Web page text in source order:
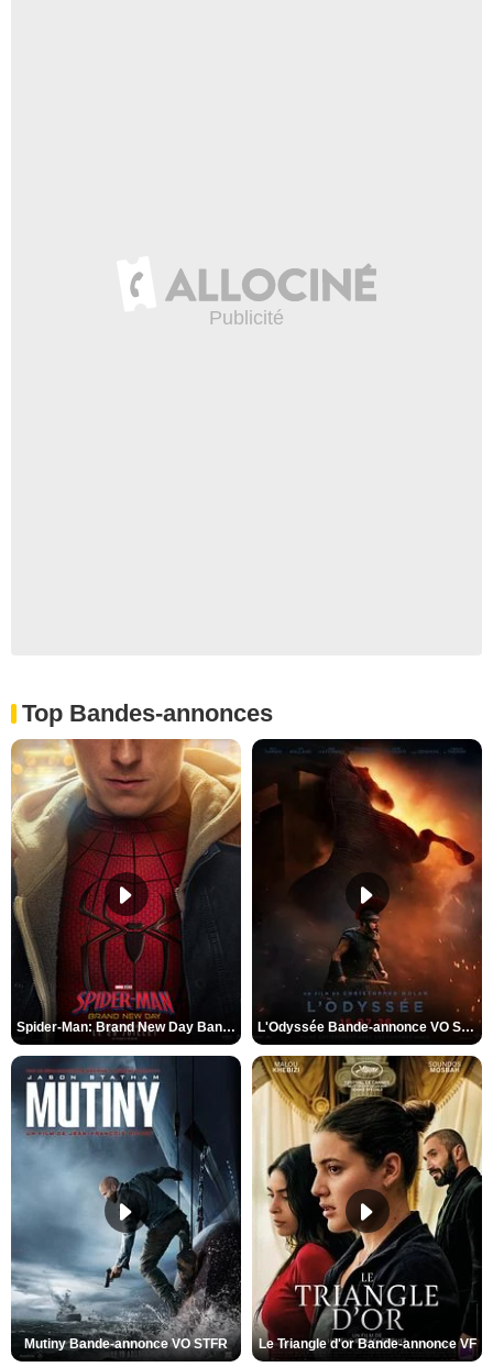
Top Bandes-annonces
Spider-Man: Brand New Day Bande-annonce VO STFR L'Odyssée Bande-annonce VO STFR
Mutiny Bande-annonce VO STFR Le Triangle d'or Bande-annonce VF